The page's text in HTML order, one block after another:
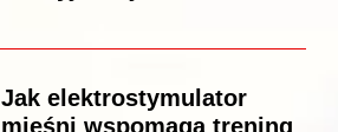
Jak elektrostymulator
mięśni wspomaga trening